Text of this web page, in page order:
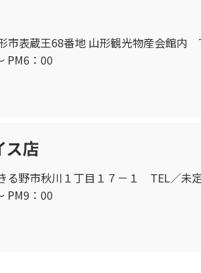
市表蔵王68番地 山形観光物産会館内
PM6：00
ス店
る野市秋川１丁目１７－１ TEL／未
PM9：00